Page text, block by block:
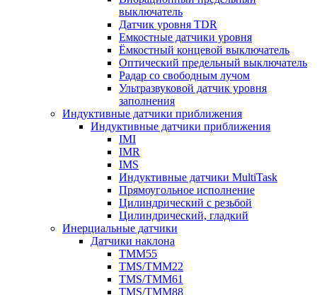
выключатель
Датчик уровня TDR
Емкостные датчики уровня
Ёмкостный концевой выключатель
Оптический предельный выключатель
Радар со свободным лучом
Ультразвуковой датчик уровня
заполнения
Индуктивные датчики приближения
Индуктивные датчики приближения
IMI
IMR
IMS
Индуктивные датчики MultiTask
Прямоугольное исполнение
Цилиндрический с резьбой
Цилиндрический, гладкий
Инерциальные датчики
Датчики наклона
TMM55
TMS/TMM22
TMS/TMM61
TMS/TMM88